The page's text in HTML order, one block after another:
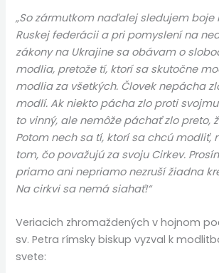
„So zármutkom naďalej sledujem boje
Ruskej federácii a pri pomyslení na
zákony na Ukrajine sa obávam o
modlia, pretože tí, ktorí sa skutočne
modlia za všetkých. Človek nepácha
modlí. Ak niekto pácha zlo proti
to vinný, ale nemôže páchať zlo preto,
Potom nech sa tí, ktorí sa chcú modliť,
tom, čo považujú za svoju Cirkev.
priamo ani nepriamo nezruší žiadna
Na cirkvi sa nemá siahať!“
Veriacich zhromaždených v hojnom
sv. Petra rímsky biskup vyzval k
svete: